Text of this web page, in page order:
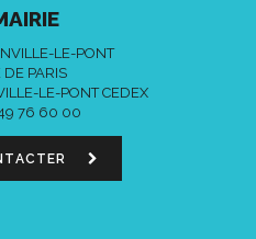
LE-PONT
DE PARIS
LE-PONT CEDEX
76 60 00